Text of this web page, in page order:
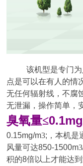
该机型是专门
点是可以在有人的情
无任何辐射线，不腐
无泄漏，操作简单，
臭氧量≤
0.15mg/m3; ，本机
风量可达850-1500m3
积的8倍以上才能达